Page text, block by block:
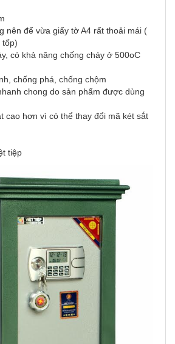
nên để vừa giấy tờ A4 rất thoải mái (
tốp)
có khả năng chống cháy ở 500oC
chống phá, chống chộm
chong do sản phẩm được dùng
cao hơn vì có thể thay đổi mã két sắt
tiệp